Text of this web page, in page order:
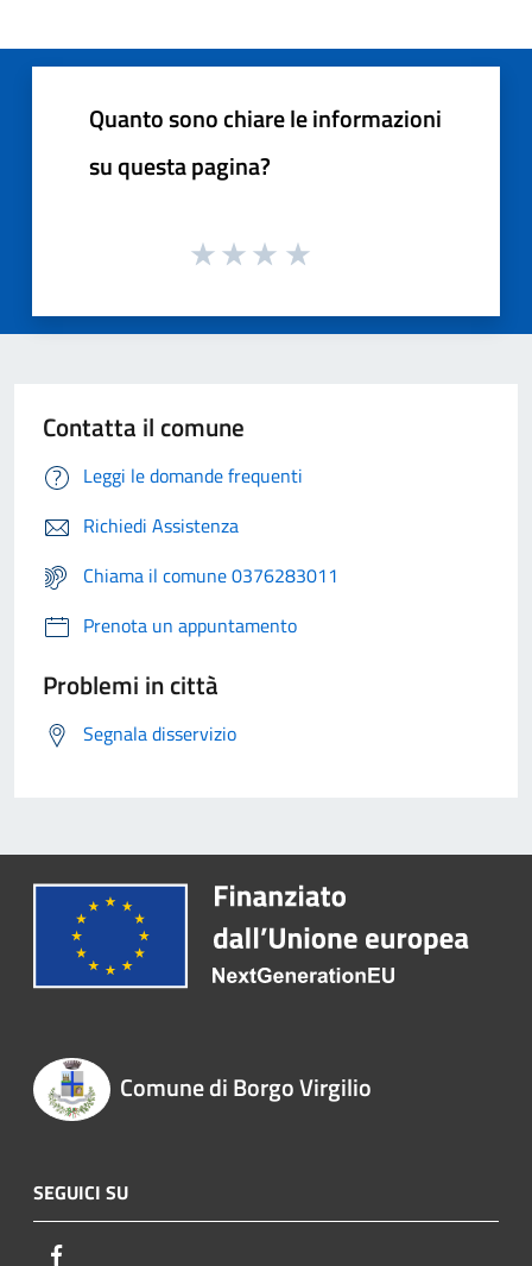
Quanto sono chiare le informazioni
su questa pagina?
Contatta il comune
Leggi le domande frequenti
Richiedi Assistenza
Chiama il comune 0376283011
Prenota un appuntamento
Problemi in città
Segnala disservizio
Comune di Borgo Virgilio
SEGUICI SU